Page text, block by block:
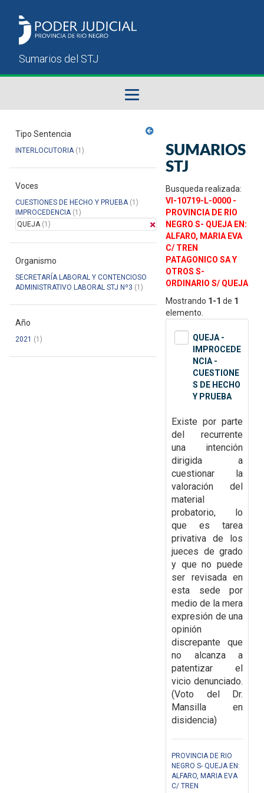
Sumarios del STJ
Manual del Usuario
Tipo Sentencia
INTERLOCUTORIA(1)
Voces
CUESTIONES DE HECHO Y PRUEBA(1)
IMPROCEDENCIA(1)
QUEJA(1)
Organismo
SECRETARÍA LABORAL Y CONTENCIOSO
ADMINISTRATIVO LABORAL STJ Nº3 (1)
Año
2021 (1)
SUMARIOS
STJ
Busqueda realizada:
VI-10719-L-0000 -
PROVINCIA DE RIO
NEGRO S- QUEJA EN:
ALFARO, MARIA EVA
C/ TREN
PATAGONICO SA Y
OTROS S-
ORDINARIO S/ QUEJA
Mostrando 1-1 de 1
elemento.
QUEJA -
IMPROCEDE
NCIA -
CUESTIONE
S DE HECHO
Y PRUEBA
Existe por parte
del recurrente
una intención
dirigida a
cuestionar la
valoración del
material
probatorio, lo
que es tarea
privativa de los
jueces de grado
y que no puede
ser revisada en
esta sede por
medio de la mera
expresión de una
opinión
discrepante que
no alcanza a
patentizar el
vicio denunciado.
(Voto del Dr.
Mansilla en
disidencia)
PROVINCIA DE RIO
NEGRO S- QUEJA EN:
ALFARO, MARIA EVA
C/ TREN